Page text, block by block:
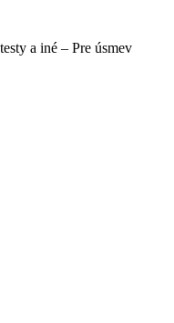
a iné – Pre úsmev